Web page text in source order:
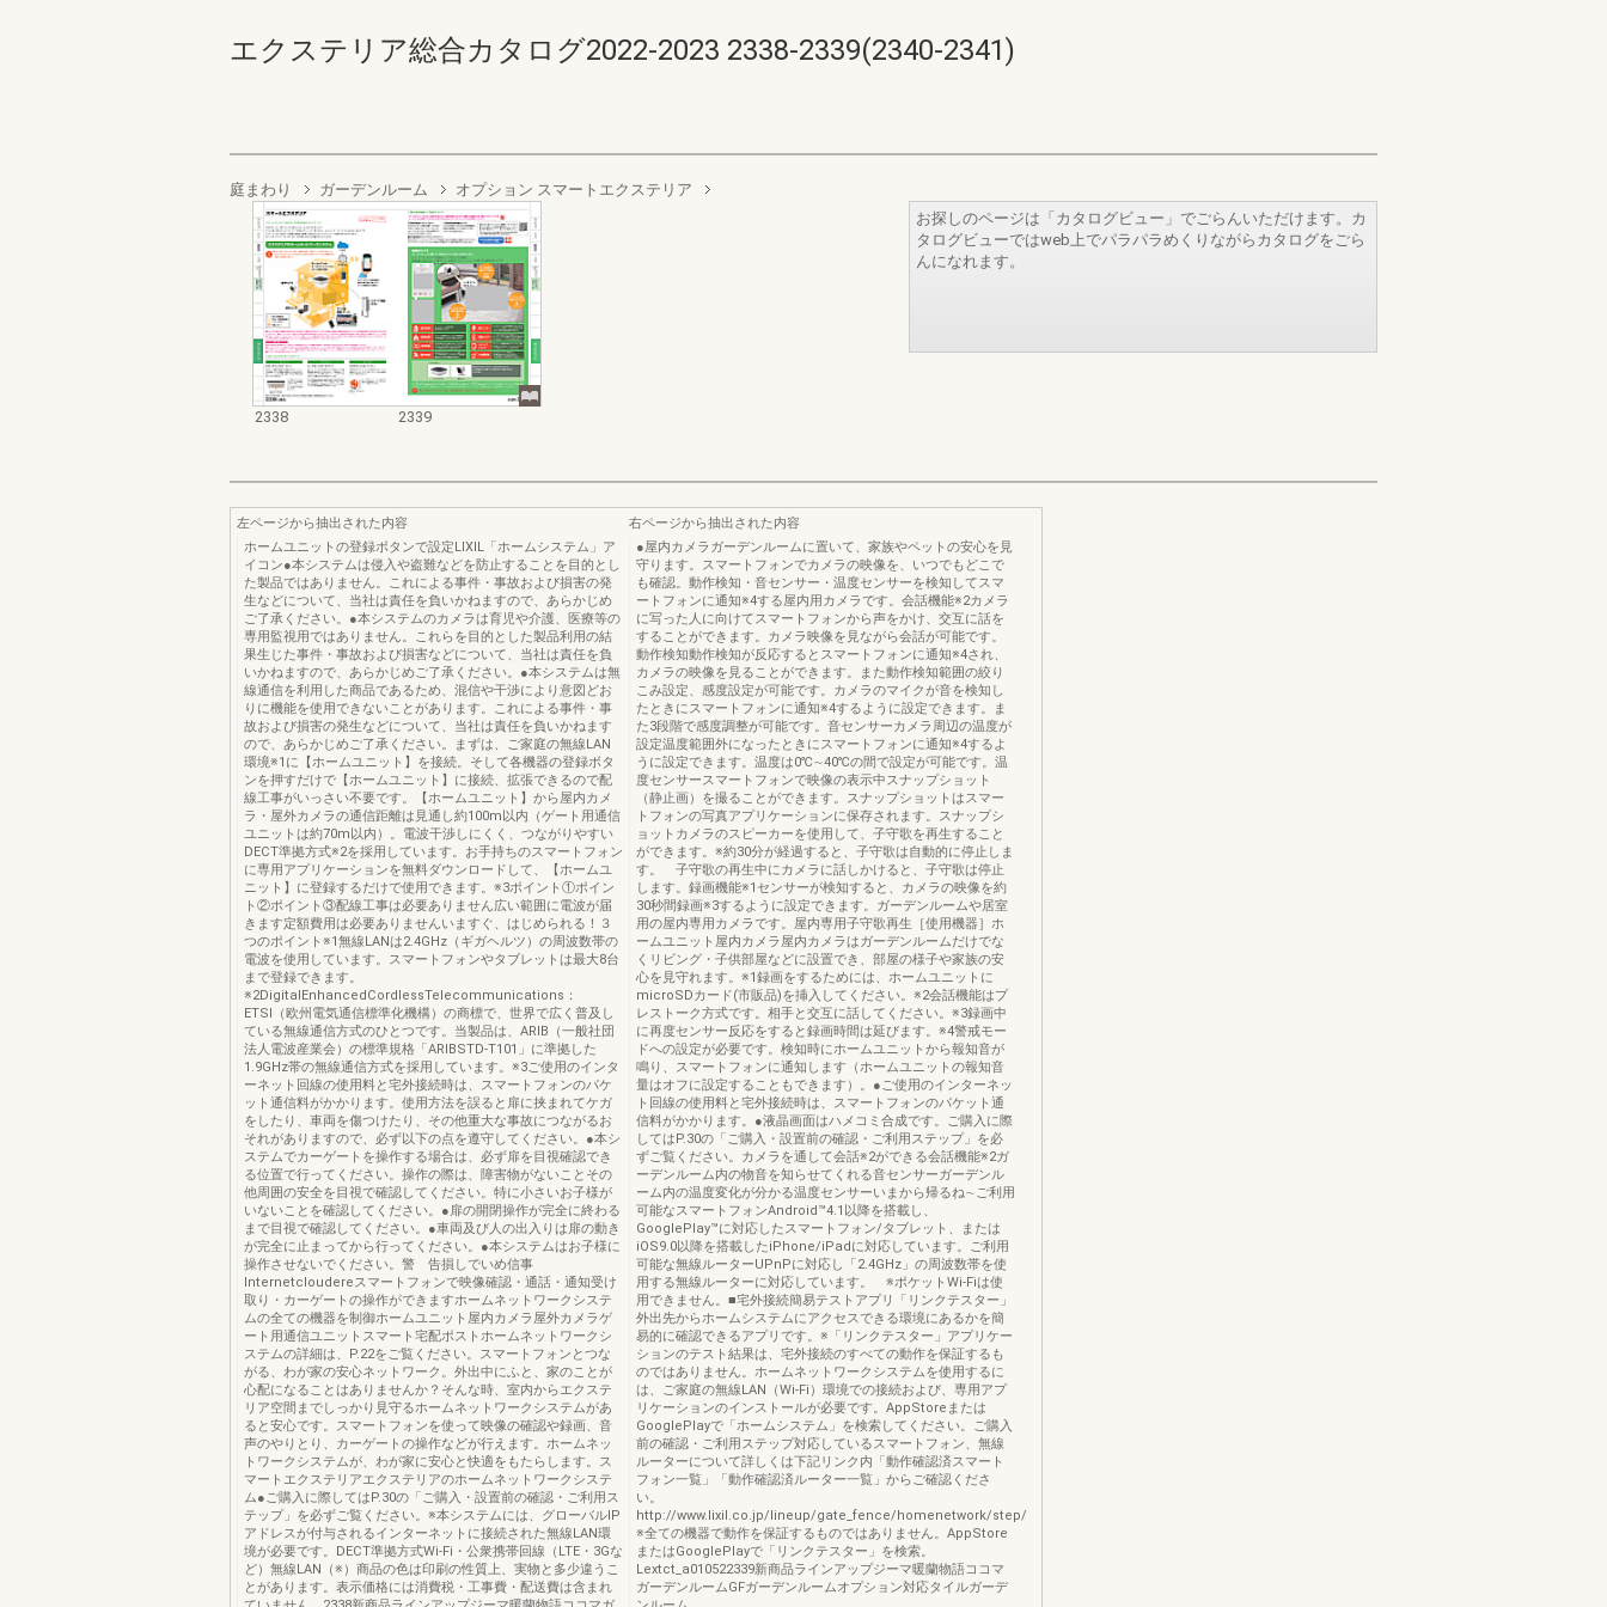
エクステリア総合カタログ2022-2023 2338-2339(2340-2341)
庭まわり ガーデンルーム オプション スマートエクステリア
2338 2339
お探しのページは「カタログビュー」でごらんいただけます。カ
タログビューではweb上でパラパラめくりながらカタログをごら
んになれます。
左ページから抽出された内容
ホームユニットの登録ボタンで設定LIXIL「ホームシステム」ア
イコン●本システムは侵入や盗難などを防止することを目的とし
た製品ではありません。これによる事件・事故および損害の発
生などについて、当社は責任を負いかねますので、あらかじめ
ご了承ください。●本システムのカメラは育児や介護、医療等の
専用監視用ではありません。これらを目的とした製品利用の結
果生じた事件・事故および損害などについて、当社は責任を負
いかねますので、あらかじめご了承ください。●本システムは無
線通信を利用した商品であるため、混信や干渉により意図どお
りに機能を使用できないことがあります。これによる事件・事
故および損害の発生などについて、当社は責任を負いかねます
ので、あらかじめご了承ください。まずは、ご家庭の無線LAN
環境※1に【ホームユニット】を接続。そして各機器の登録ボタ
ンを押すだけで【ホームユニット】に接続、拡張できるので配
線工事がいっさい不要です。【ホームユニット】から屋内カメ
ラ・屋外カメラの通信距離は見通し約100m以内（ゲート用通信
ユニットは約70m以内）。電波干渉しにくく、つながりやすい
DECT準拠方式※2を採用しています。お手持ちのスマートフォン
に専用アプリケーションを無料ダウンロードして、【ホームユ
ニット】に登録するだけで使用できます。※3ポイント①ポイン
ト②ポイント③配線工事は必要ありません広い範囲に電波が届
きます定額費用は必要ありませんいますぐ、はじめられる！３
つのポイント※1無線LANは2.4GHz（ギガヘルツ）の周波数帯の
電波を使用しています。スマートフォンやタブレットは最大8台
まで登録できます。
※2DigitalEnhancedCordlessTelecommunications：
ETSI（欧州電気通信標準化機構）の商標で、世界で広く普及し
ている無線通信方式のひとつです。当製品は、ARIB（一般社団
法人電波産業会）の標準規格「ARIBSTD-T101」に準拠した
1.9GHz帯の無線通信方式を採用しています。※3ご使用のインタ
ーネット回線の使用料と宅外接続時は、スマートフォンのパケ
ット通信料がかかります。使用方法を誤ると扉に挟まれてケガ
をしたり、車両を傷つけたり、その他重大な事故につながるお
それがありますので、必ず以下の点を遵守してください。●本シ
ステムでカーゲートを操作する場合は、必ず扉を目視確認でき
る位置で行ってください。操作の際は、障害物がないことその
他周囲の安全を目視で確認してください。特に小さいお子様が
いないことを確認してください。●扉の開閉操作が完全に終わる
まで目視で確認してください。●車両及び人の出入りは扉の動き
が完全に止まってから行ってください。●本システムはお子様に
操作させないでください。警 告損しでいめ信事
Internetcloudereスマートフォンで映像確認・通話・通知受け
取り・カーゲートの操作ができますホームネットワークシステ
ムの全ての機器を制御ホームユニット屋内カメラ屋外カメラゲ
ート用通信ユニットスマート宅配ポストホームネットワークシ
ステムの詳細は、P.22をご覧ください。スマートフォンとつな
がる、わが家の安心ネットワーク。外出中にふと、家のことが
心配になることはありませんか？そんな時、室内からエクステ
リア空間までしっかり見守るホームネットワークシステムがあ
ると安心です。スマートフォンを使って映像の確認や録画、音
声のやりとり、カーゲートの操作などが行えます。ホームネッ
トワークシステムが、わが家に安心と快適をもたらします。ス
マートエクステリアエクステリアのホームネットワークシステ
ム●ご購入に際してはP.30の「ご購入・設置前の確認・ご利用ス
テップ」を必ずご覧ください。※本システムには、グローバルIP
アドレスが付与されるインターネットに接続された無線LAN環
境が必要です。DECT準拠方式Wi-Fi・公衆携帯回線（LTE・3Gな
ど）無線LAN（※）商品の色は印刷の性質上、実物と多少違うこ
とがあります。表示価格には消費税・工事費・配送費は含まれ
右ページから抽出された内容
●屋内カメラガーデンルームに置いて、家族やペットの安心を見
守ります。スマートフォンでカメラの映像を、いつでもどこで
も確認。動作検知・音センサー・温度センサーを検知してスマ
ートフォンに通知※4する屋内用カメラです。会話機能※2カメラ
に写った人に向けてスマートフォンから声をかけ、交互に話を
することができます。カメラ映像を見ながら会話が可能です。
動作検知動作検知が反応するとスマートフォンに通知※4され、
カメラの映像を見ることができます。また動作検知範囲の絞り
こみ設定、感度設定が可能です。カメラのマイクが音を検知し
たときにスマートフォンに通知※4するように設定できます。ま
た3段階で感度調整が可能です。音センサーカメラ周辺の温度が
設定温度範囲外になったときにスマートフォンに通知※4するよ
うに設定できます。温度は0℃∼40℃の間で設定が可能です。温
度センサースマートフォンで映像の表示中スナップショット
（静止画）を撮ることができます。スナップショットはスマー
トフォンの写真アプリケーションに保存されます。スナップシ
ョットカメラのスピーカーを使用して、子守歌を再生すること
ができます。※約30分が経過すると、子守歌は自動的に停止しま
す。 子守歌の再生中にカメラに話しかけると、子守歌は停止
します。録画機能※1センサーが検知すると、カメラの映像を約
30秒間録画※3するように設定できます。ガーデンルームや居室
用の屋内専用カメラです。屋内専用子守歌再生［使用機器］ホ
ームユニット屋内カメラ屋内カメラはガーデンルームだけでな
くリビング・子供部屋などに設置でき、部屋の様子や家族の安
心を見守れます。※1録画をするためには、ホームユニットに
microSDカード(市販品)を挿入してください。※2会話機能はプ
レストーク方式です。相手と交互に話してください。※3録画中
に再度センサー反応をすると録画時間は延びます。※4警戒モー
ドへの設定が必要です。検知時にホームユニットから報知音が
鳴り、スマートフォンに通知します（ホームユニットの報知音
量はオフに設定することもできます）。●ご使用のインターネッ
ト回線の使用料と宅外接続時は、スマートフォンのパケット通
信料がかかります。●液晶画面はハメコミ合成です。ご購入に際
してはP.30の「ご購入・設置前の確認・ご利用ステップ」を必
ずご覧ください。カメラを通して会話※2ができる会話機能※2ガ
ーデンルーム内の物音を知らせてくれる音センサーガーデンル
ーム内の温度変化が分かる温度センサーいまから帰るね∼ご利用
可能なスマートフォンAndroid™4.1以降を搭載し、
GooglePlay™に対応したスマートフォン/タブレット、または
iOS9.0以降を搭載したiPhone/iPadに対応しています。ご利用
可能な無線ルーターUPnPに対応し「2.4GHz」の周波数帯を使
用する無線ルーターに対応しています。 ※ポケットWi-Fiは使
用できません。■宅外接続簡易テストアプリ「リンクテスター」
外出先からホームシステムにアクセスできる環境にあるかを簡
易的に確認できるアプリです。※「リンクテスター」アプリケー
ションのテスト結果は、宅外接続のすべての動作を保証するも
のではありません。ホームネットワークシステムを使用するに
は、ご家庭の無線LAN（Wi-Fi）環境での接続および、専用アプ
リケーションのインストールが必要です。AppStoreまたは
GooglePlayで「ホームシステム」を検索してください。ご購入
前の確認・ご利用ステップ対応しているスマートフォン、無線
ルーターについて詳しくは下記リンク内「動作確認済スマート
フォン一覧」「動作確認済ルーター一覧」からご確認くださ
い。
http://www.lixil.co.jp/lineup/gate_fence/homenetwork/step/
※全ての機器で動作を保証するものではありません。AppStore
またはGooglePlayで「リンクテスター」を検索。
Lextct_a010522339新商品ラインアップジーマ暖蘭物語ココマ
ガーデンルームGFガーデンルームオプション対応タイルガーデ